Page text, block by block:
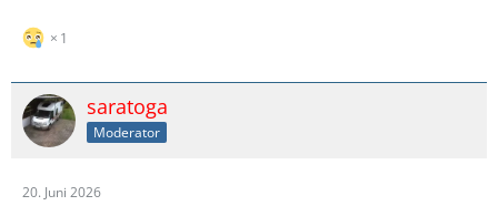
1
saratoga
Moderator
20. Juni 2026